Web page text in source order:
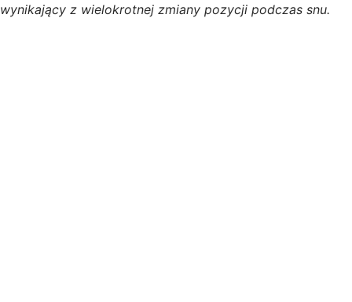
wynikający z wielokrotnej zmiany pozycji podczas snu.